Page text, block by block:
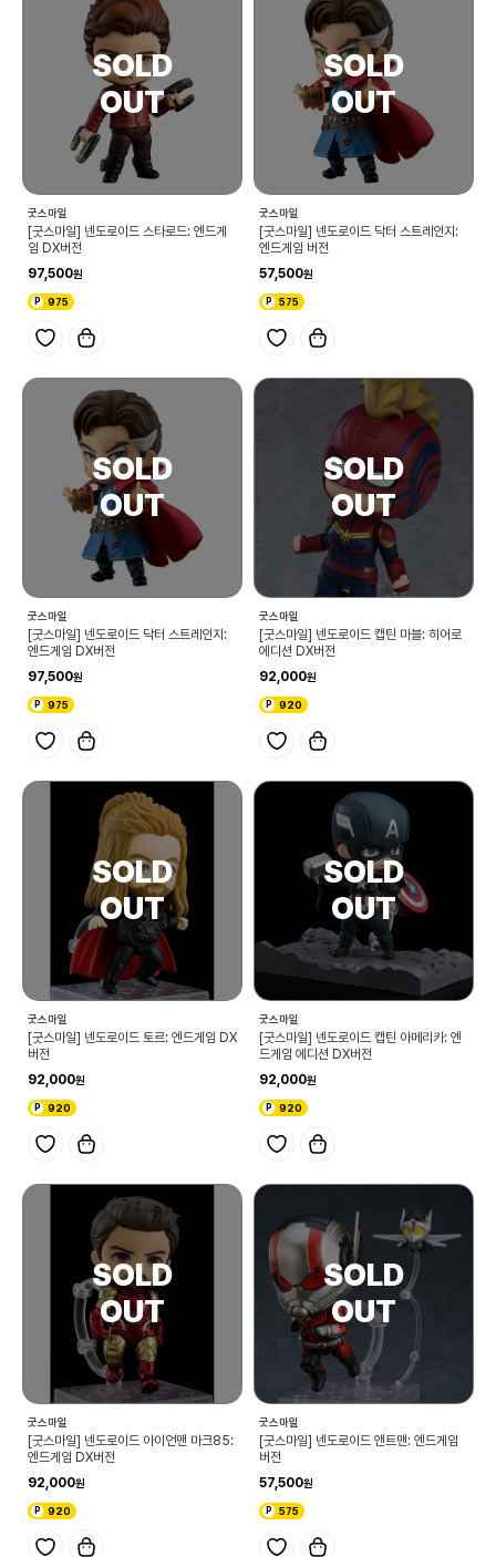
굿스마일
[굿스마일] 넨도로이드 스타로드: 엔드게
임 DX버전
97,500
975
굿스마일
[굿스마일] 넨도로이드 닥터 스트레인지:
엔드게임 버전
57,500
575
굿스마일
[굿스마일] 넨도로이드 닥터 스트레인지:
엔드게임 DX버전
97,500
975
굿스마일
[굿스마일] 넨도로이드 캡틴 마블: 히어로
에디션 DX버전
92,000
920
굿스마일
[굿스마일] 넨도로이드 토르: 엔드게임 DX
버전
92,000
920
굿스마일
[굿스마일] 넨도로이드 캡틴 아메리카: 엔
드게임 에디션 DX버전
92,000
920
굿스마일
[굿스마일] 넨도로이드 아이언맨 마크85:
엔드게임 DX버전
92,000
920
굿스마일
[굿스마일] 넨도로이드 앤트맨: 엔드게임
버전
57,500
575